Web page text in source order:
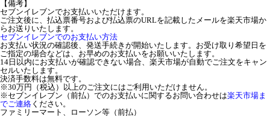
【備考】
セブンイレブンでお支払いいただけます。
ご注文後に、払込票番号および払込票のURLを記載したメールを楽天市場か
らお送りいたします。
セブンイレブンでのお支払い方法
お支払い状況の確認後、発送手続きが開始いたします。お受け取り希望日を
ご指定の場合などは、お早めのお支払いをお願いいたします。
14日以内にお支払いが確認できない場合、楽天市場が自動でご注文をキャン
セルいたします。
決済手数料は無料です。
※30万円（税込）以上のご注文にはご利用いただけません。
※セブンイレブン（前払）でのお支払いに関するお問い合わせは楽天市場ま
でご連絡 ください。
ファミリーマート、ローソン等（前払）